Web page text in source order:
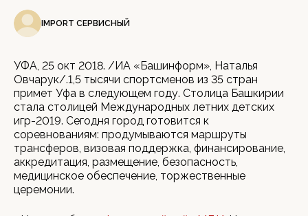
IMPORT СЕРВИСНЫЙ
УФА, 25 окт 2018. /ИА «Башинформ», Наталья
Овчарук/.1,5 тысячи спортсменов из 35 стран
примет Уфа в следующем году. Столица Башкирии
стала столицей Международных летних детских
игр-2019. Сегодня город готовится к
соревнованиям: продумываются маршруты
трансферов, визовая поддержка, финансирование,
аккредитация, размещение, безопасность,
медицинское обеспечение, торжественные
церемонии.